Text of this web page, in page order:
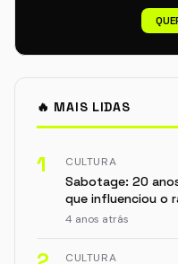
🔥 MAIS LIDAS
1 CULTURA
Sabotage: 20
que influenciou o
4 anos atrás
CULTURA